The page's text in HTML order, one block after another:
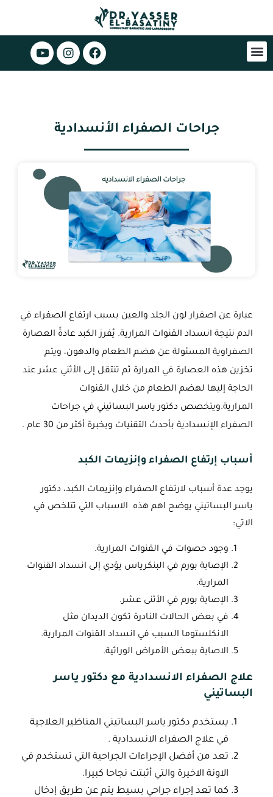
جراحات الصفراء الأنسدادية
عبارة عن اصفرار لون الجلد والعين بسبب ارتفاع الصفراء في
الدم نتيجة انسداد القنوات المرارية. يُفرز الكبد عادةً العصارة
الصفراوية المسئولة عن هضم الطعام والدهون، ويتم
تخزين هذه العصارة في المرارة ثم تنتقل إلى الأثني عشر عند
الحاجة إليها لهضم الطعام من خلال القنوات
المرارية.ويتخصص دكتور ياسر البساتيني في جراحات
الصفراء الإنسدادية بأحدث التقنيات وبخبرة أكثر من 30 عام .
أسباب إرتفاع الصفراء وإنزيمات الكبد
يوجد عدة أسباب لارتفاع الصفراء وإنزيمات الكبد، دكتور
ياسر البساتيني يوضح اهم هذه الاسباب التي تتلخص في
الاتي:
وجود حصوات في القنوات المرارية.
الإصابة بورم في البنكرياس يؤدي إلى انسداد القنوات
المرارية.
الإصابة بورم في الأثنى عشر.
في بعض الحالات النادرة تكون الديدان مثل
الانكلستوما السبب في انسداد القنوات المرارية.
الاصابة ببعض الأمراض الوراثية.
علاج الصفراء الانسدادية مع دكتور ياسر
البساتيني
يستخدم دكتور ياسر البساتيني المناظير العلاجية
في علاج الصفراء الانسدادية .
تعد من أفضل الإجراءات الجراحية التي تستخدم في
الاونة الاخيرة والتي أثبتت نجاحا كبيرا.
كما تعد إجراء جراحي بسيط يتم عن طريق إدخال